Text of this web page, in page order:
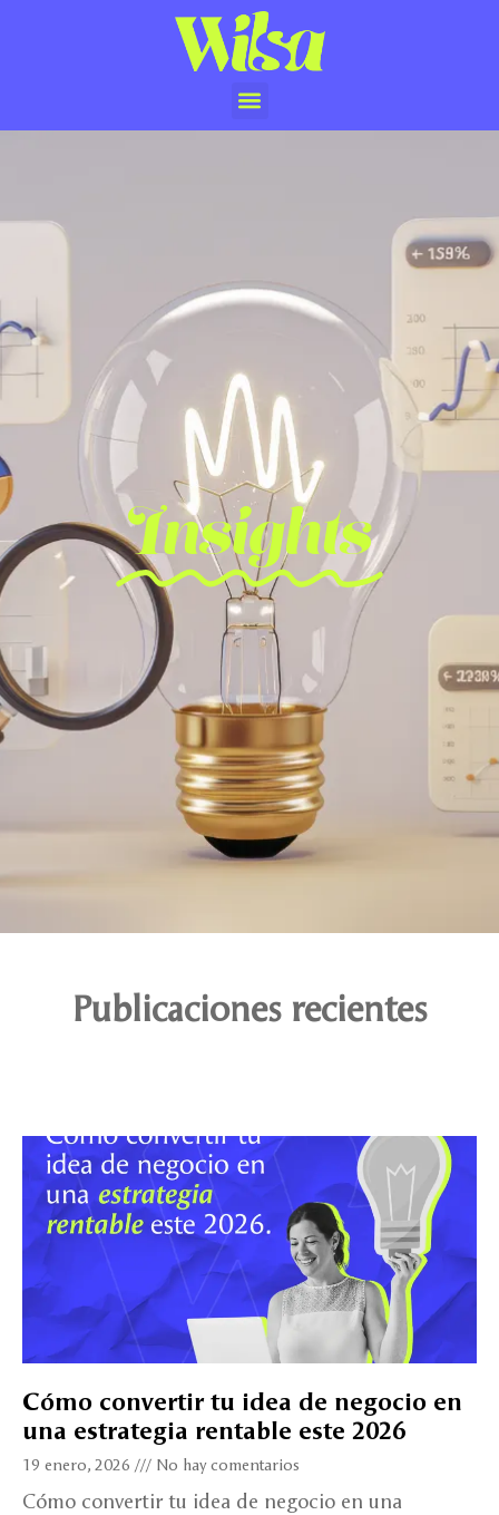
Insights
Publicaciones recientes
Cómo convertir tu idea de negocio en
una estrategia rentable este 2026
19 enero, 2026 No hay comentarios
Cómo convertir tu idea de negocio en una